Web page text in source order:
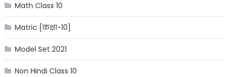
Math Class 10
Matric [कक्षा-10]
Model Set 2021
Non Hindi Class 10